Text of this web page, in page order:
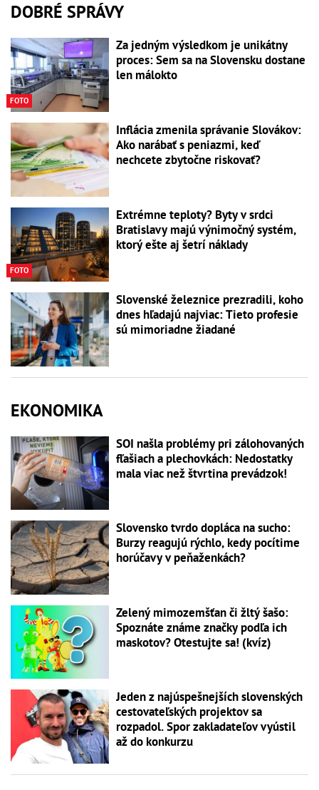
DOBRÉ SPRÁVY
FOTO
Za jedným výsledkom je unikátny
proces: Sem sa na Slovensku dostane
len málokto
Inflácia zmenila správanie Slovákov:
Ako narábať s peniazmi, keď
nechcete zbytočne riskovať?
FOTO
Extrémne teploty? Byty v srdci
Bratislavy majú výnimočný systém,
ktorý ešte aj šetrí náklady
Slovenské železnice prezradili, koho
dnes hľadajú najviac: Tieto profesie
sú mimoriadne žiadané
EKONOMIKA
SOI našla problémy pri zálohovaných
fľašiach a plechovkách: Nedostatky
mala viac než štvrtina prevádzok!
Slovensko tvrdo dopláca na sucho:
Burzy reagujú rýchlo, kedy pocítime
horúčavy v peňaženkách?
Zelený mimozemšťan či žltý šašo:
Spoznáte známe značky podľa ich
maskotov? Otestujte sa! (kvíz)
Jeden z najúspešnejších slovenských
cestovateľských projektov sa
rozpadol. Spor zakladateľov vyústil
až do konkurzu